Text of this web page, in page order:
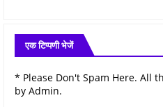
एक टिप्पणी भेजें
* Please Don't Spam Here. All
by Admin.